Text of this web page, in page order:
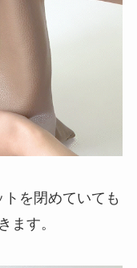
を閉めていても
ます。